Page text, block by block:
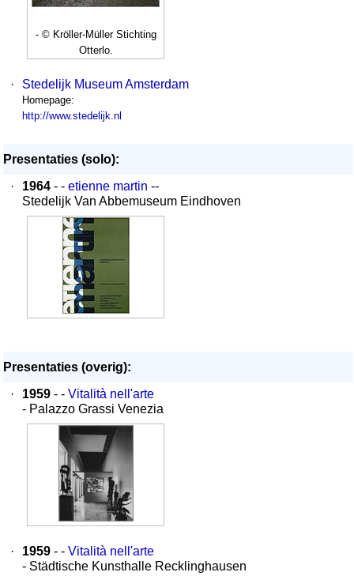
- © Kröller-Müller Stichting
Otterlo.
· Stedelijk Museum Amsterdam
Homepage:
http://www.stedelijk.nl
Presentaties (solo):
·
1964 - - etienne martin --
Stedelijk Van Abbemuseum Eindhoven
Presentaties (overig):
·
1959 - - Vitalità nell'arte
- Palazzo Grassi Venezia
· 1959 - - Vitalità nell'arte
- Städtische Kunsthalle Recklinghausen